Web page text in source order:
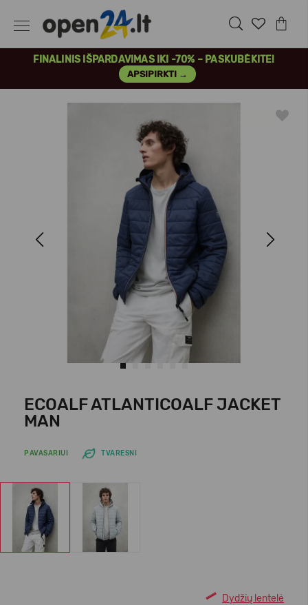
FINALINIS IŠPARDAVIMAS IKI -70% – PASKUBĖKITE!
APSIPIRKTI →
Next
ECOALF ATLANTICOALF JACKET
MAN
PAVASARIUI TVARESNI
Dydžių lentelė